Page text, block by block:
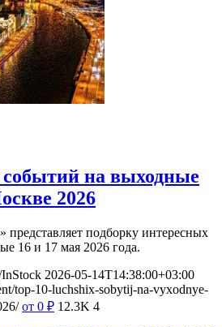
на выходные
2026
представляет подборку интересных
16 и 17 мая 2026 года.
InStock 2026-05-14T14:38:00+03:00
top-10-luchshix-sobytij-na-vyxodnye-
от 0 ₽ 12.3K 4